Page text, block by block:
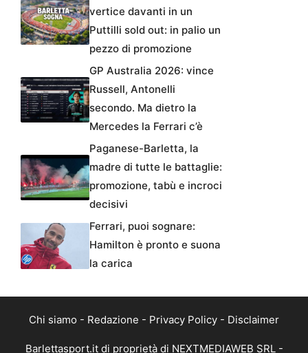
vertice davanti in un
Puttilli sold out: in palio un
pezzo di promozione
GP Australia 2026: vince
Russell, Antonelli
secondo. Ma dietro la
Mercedes la Ferrari c’è
Paganese-Barletta, la
madre di tutte le battaglie:
promozione, tabù e incroci
decisivi
Ferrari, puoi sognare:
Hamilton è pronto e suona
la carica
Chi siamo - Redazione - Privacy Policy - Disclaimer
Barlettasport.it di proprietà di NEXTMEDIAWEB SRL -